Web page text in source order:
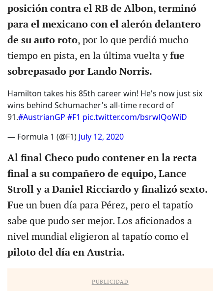
posición contra el RB de Albon, terminó
para el mexicano con el alerón delantero
de su auto roto, por lo que perdió mucho
tiempo en pista, en la última vuelta yfue
sobrepasado por Lando Norris.
Hamilton takes his 85th career win! He's now just six
wins behind Schumacher's all-time record of
91.#AustrianGP #F1 pic.twitter.com/bsrwlQoWiD
— Formula 1 (@F1) July 12, 2020
Al final Checo pudo contener en la recta
final a su compañero de equipo, Lance
Stroll y a Daniel Ricciardo y finalizó sexto.
Fue un buen día para Pérez, pero el tapatío
sabe que pudo ser mejor. Los aficionados a
nivel mundial eligieron al tapatío como el
piloto del día en Austria.
PUBLICIDAD